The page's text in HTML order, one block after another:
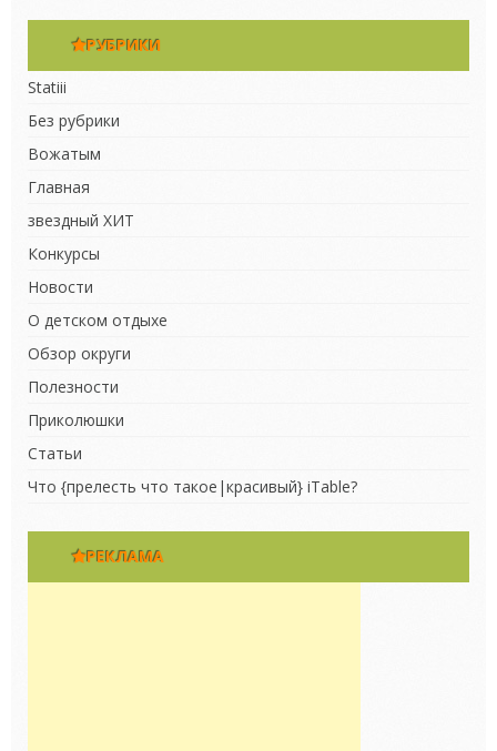
РУБРИКИ
Statiii
Без рубрики
Вожатым
Главная
звездный ХИТ
Конкурсы
Новости
О детском отдыхе
Обзор округи
Полезности
Приколюшки
Статьи
Что {прелесть что такое|красивый} iTable?
РЕКЛАМА